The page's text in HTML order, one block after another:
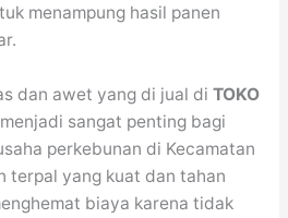
menampung hasil panen
dan awet yang di jual di TOKO
menjadi sangat penting bagi
perkebunan di Kecamatan
terpal yang kuat dan tahan
biaya karena tidak